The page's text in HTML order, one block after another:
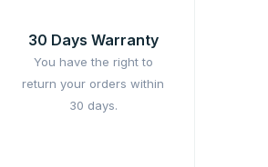
30 Days Warranty
You have the right to
return your orders within
30 days.